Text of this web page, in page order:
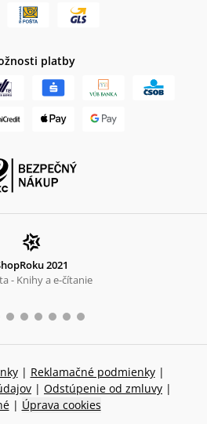
platby
2021
- Knihy a e-čítanie
| Reklamačné podmienky |
| Odstúpenie od zmluvy |
| Úprava cookies